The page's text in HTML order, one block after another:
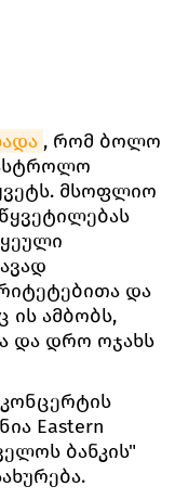
, რომ ბოლო
მსოფლიო
და
ის ამბობს,
და დრო ოჯახს
Eastern
ბანკის"